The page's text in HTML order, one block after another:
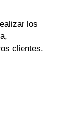
los
clientes.